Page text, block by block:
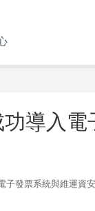
導入
子發票系統與維運資